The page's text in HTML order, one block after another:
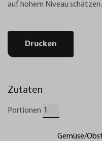
auf hohem Niveau schätzen.
Drucken
Zutaten
Portionen
Gemüse/